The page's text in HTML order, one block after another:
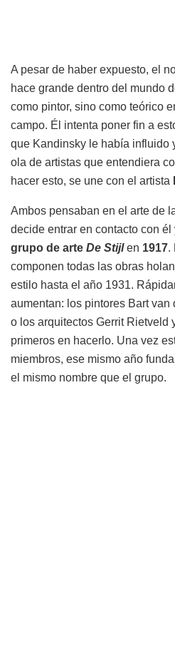
A pesar de haber expuesto, el
hace grande dentro del mundo
como pintor, sino como teórico
campo. Él intenta poner fin a
que Kandinsky le había influido
ola de artistas que entendiera
hacer esto, se une con el artista
Ambos pensaban en el arte de
decide entrar en contacto con él
grupo de arte De Stijlen 1917.
componen todas las obras
estilo hasta el año 1931.
aumentan: los pintores Bart van
o los arquitectos Gerrit Rietveld
primeros en hacerlo. Una vez
miembros, ese mismo año
el mismo nombre que el grupo.